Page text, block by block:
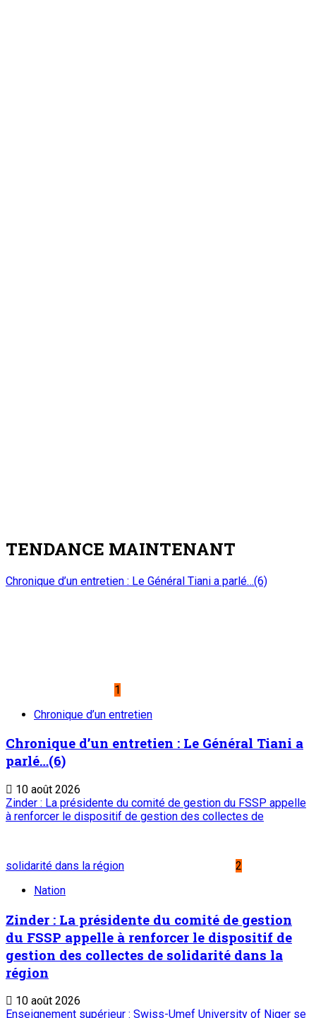
TENDANCE MAINTENANT
Chronique d’un entretien : Le Général Tiani a parlé…(6)
1
Chronique d’un entretien
Chronique d’un entretien : Le Général Tiani a
parlé…(6)
10 août 2026
Zinder : La présidente du comité de gestion du FSSP appelle
à renforcer le dispositif de gestion des collectes de
solidarité dans la région
2
Nation
Zinder : La présidente du comité de gestion
du FSSP appelle à renforcer le dispositif de
gestion des collectes de solidarité dans la
région
10 août 2026
Enseignement supérieur : Swiss-Umef University of Niger se